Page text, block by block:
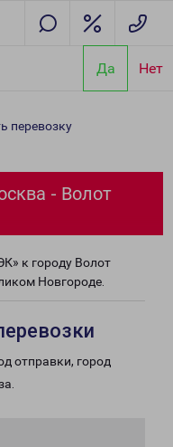
Да Нет
перевозку
- Волот
к городу Волот
Новгороде.
отправки, город